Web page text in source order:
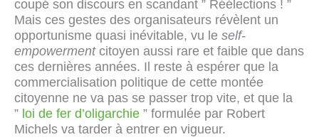
coupé son discours en scandant ” Réélections ! ”
Mais ces gestes des organisateurs révèlent un
opportunisme quasi inévitable, vu le self-
empowermentcitoyen aussi rare et faible que dans
ces dernières années. Il reste à espérer que la
commercialisation politique de cette montée
citoyenne ne va pas se passer trop vite, et que la
” loi de fer d’oligarchie ” formulée par Robert
Michels va tarder à entrer en vigueur.